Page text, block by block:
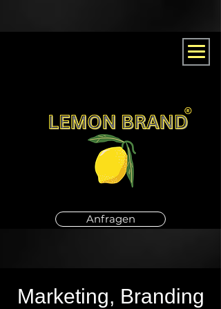
Anfragen
Marketing, Branding